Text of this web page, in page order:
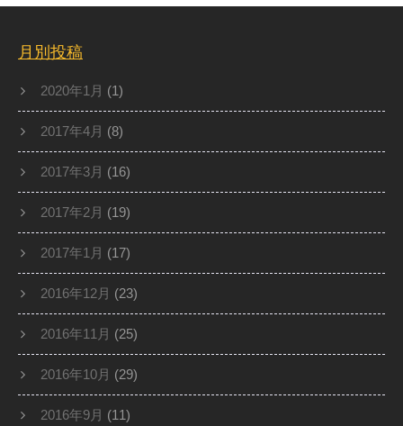
月別投稿
2020年1月 (1)
2017年4月 (8)
2017年3月 (16)
2017年2月 (19)
2017年1月 (17)
2016年12月 (23)
2016年11月 (25)
2016年10月 (29)
2016年9月 (11)